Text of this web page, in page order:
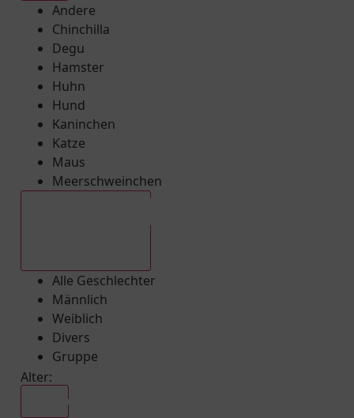
Andere
Chinchilla
Degu
Hamster
Huhn
Hund
Kaninchen
Katze
Maus
Meerschweinchen
Alle Geschlechter
Männlich
Weiblich
Divers
Gruppe
Alter: